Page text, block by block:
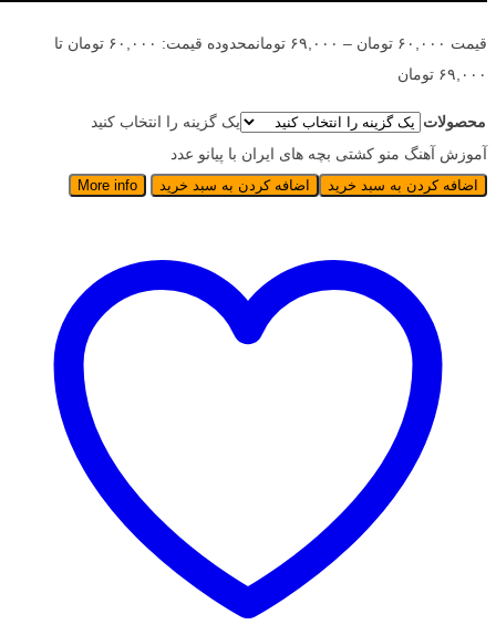
قیمت ۶۰,۰۰۰ تومان – ۶۹,۰۰۰ تومان
محدوده قیمت: ۶۰,۰۰۰ تومان تا
۶۹,۰۰۰ تومان
محصولات
یک گزینه را انتخاب کنید
آموزش آهنگ منو کشتی بچه های ایران با پیانو عدد
اضافه کردن به سبد خرید اضافه کردن به سبد خرید More info